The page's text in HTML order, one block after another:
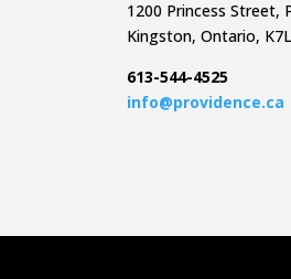
1200 Princess Street,
Kingston, Ontario,
613-544-4525
info@providence.ca